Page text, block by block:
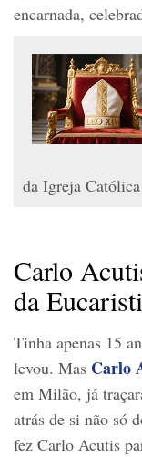
encarnada,
da Igreja
Carlo
da
Tinha apenas 15
levou. Mas Carlo
em Milão, já
atrás de si não só
fez Carlo Acutis